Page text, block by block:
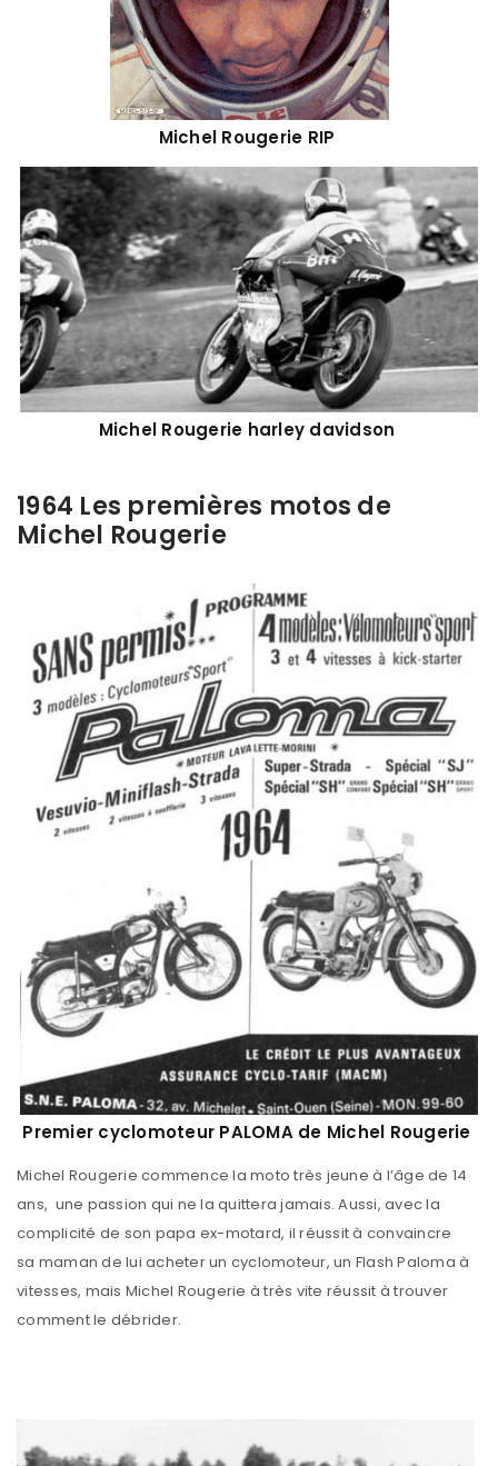
Michel Rougerie RIP
Michel Rougerie harley davidson
1964 Les premières motos de
Michel Rougerie
Premier cyclomoteur PALOMA de Michel Rougerie
Michel Rougerie commence la moto très jeune à l’âge de 14
ans, une passion qui ne la quittera jamais. Aussi, avec la
complicité de son papa ex-motard, il réussit à convaincre
sa maman de lui acheter un cyclomoteur, un Flash Paloma à
vitesses, mais Michel Rougerie à très vite réussit à trouver
comment le débrider.